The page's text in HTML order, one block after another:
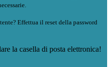
Effettua il reset della password
la casella di posta elettronica!